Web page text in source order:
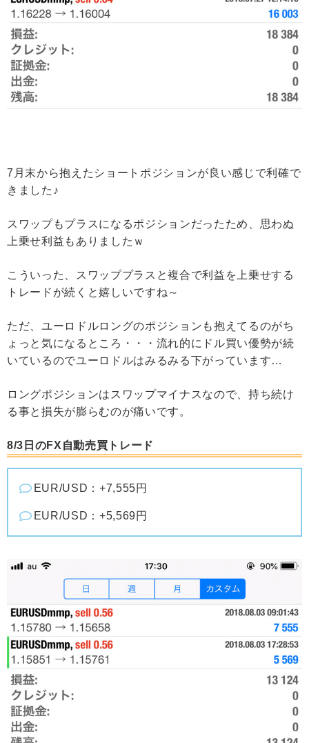
7月末から抱えたショートポジションが良い感じで利確で
きました♪
スワップもプラスになるポジションだったため、思わぬ
上乗せ利益もありましたｗ
こういった、スワッププラスと複合で利益を上乗せする
トレードが続くと嬉しいですね～
ただ、ユーロドルロングのポジションも抱えてるのがち
ょっと気になるところ・・・流れ的にドル買い優勢が続
いているのでユーロドルはみるみる下がっています…
ロングポジションはスワップマイナスなので、持ち続け
る事と損失が膨らむのが痛いです。
8/3日のFX自動売買トレード
EUR/USD：+7,555円
EUR/USD：+5,569円